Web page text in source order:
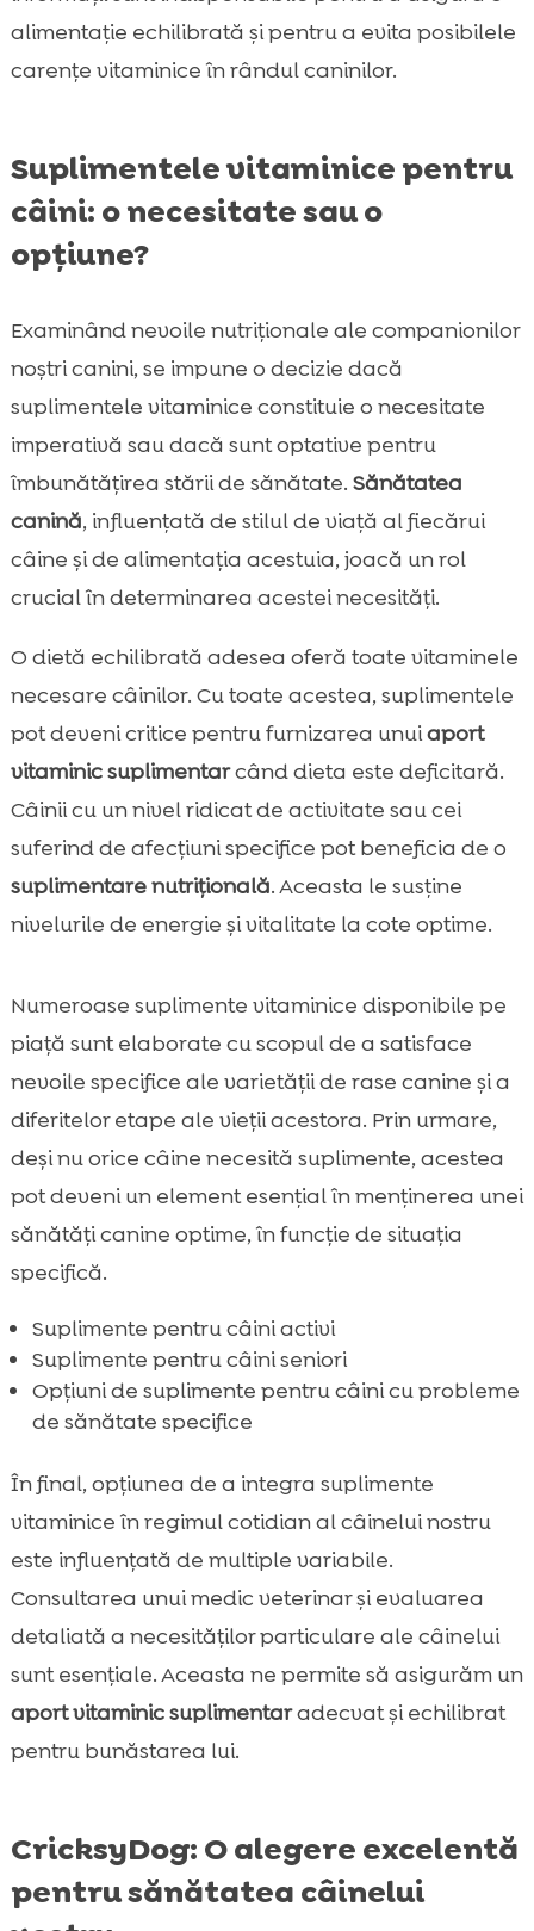
alimentație echilibrată și pentru a evita posibilele
carențe vitaminice în rândul caninilor.
Suplimentele vitaminice pentru
câini: o necesitate sau o
opțiune?
Examinând nevoile nutriționale ale companionilor
noștri canini, se impune o decizie dacă
suplimentele vitaminice constituie o necesitate
imperativă sau dacă sunt optative pentru
îmbunătățirea stării de sănătate. Sănătatea
canină, influențată de stilul de viață al fiecărui
câine și de alimentația acestuia, joacă un rol
crucial în determinarea acestei necesități.
O dietă echilibrată adesea oferă toate vitaminele
necesare câinilor. Cu toate acestea, suplimentele
pot deveni critice pentru furnizarea unuiaport
vitaminic suplimentarcând dieta este deficitară.
Câinii cu un nivel ridicat de activitate sau cei
suferind de afecțiuni specifice pot beneficia de o
suplimentare nutrițională. Aceasta le susține
nivelurile de energie și vitalitate la cote optime.
Numeroase suplimente vitaminice disponibile pe
piață sunt elaborate cu scopul de a satisface
nevoile specifice ale varietății de rase canine și a
diferitelor etape ale vieții acestora. Prin urmare,
deși nu orice câine necesită suplimente, acestea
pot deveni un element esențial în menținerea unei
sănătăți canine optime, în funcție de situația
specifică.
Suplimente pentru câini activi
Suplimente pentru câini seniori
Opțiuni de suplimente pentru câini cu probleme
de sănătate specifice
În final, opțiunea de a integra suplimente
vitaminice în regimul cotidian al câinelui nostru
este influențată de multiple variabile.
Consultarea unui medic veterinar și evaluarea
detaliată a necesităților particulare ale câinelui
sunt esențiale. Aceasta ne permite să asigurăm un
aport vitaminic suplimentaradecvat și echilibrat
pentru bunăstarea lui.
CricksyDog: O alegere excelentă
pentru sănătatea câinelui